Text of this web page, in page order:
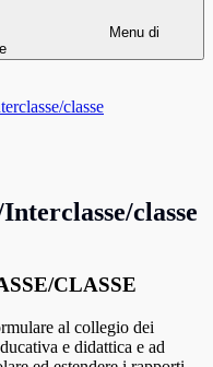
Menu di
classe
classe
CLASSE
al collegio dei
e didattica e ad